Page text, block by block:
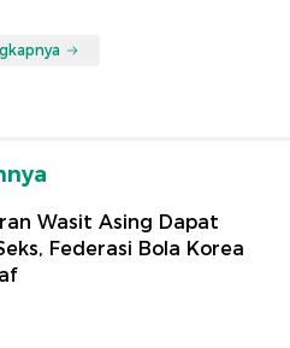
Wasit Asing Dapat
Federasi Bola Korea